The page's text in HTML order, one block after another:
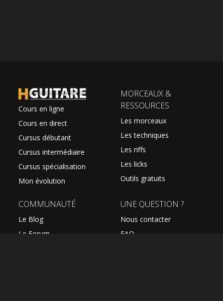
Cours en ligne
Cours en direct
Cursus débutant
Cursus intermédiaire
Cursus spécialisation
Mon évolution
MORCEAUX &
RESSOURCES
Les morceaux
Les techniques
Les riffs
Les licks
Outils gratuits
COMMUNAUTÉ
Le Blog
Le Forum
UNE QUESTION ?
Nous contacter
FAQ